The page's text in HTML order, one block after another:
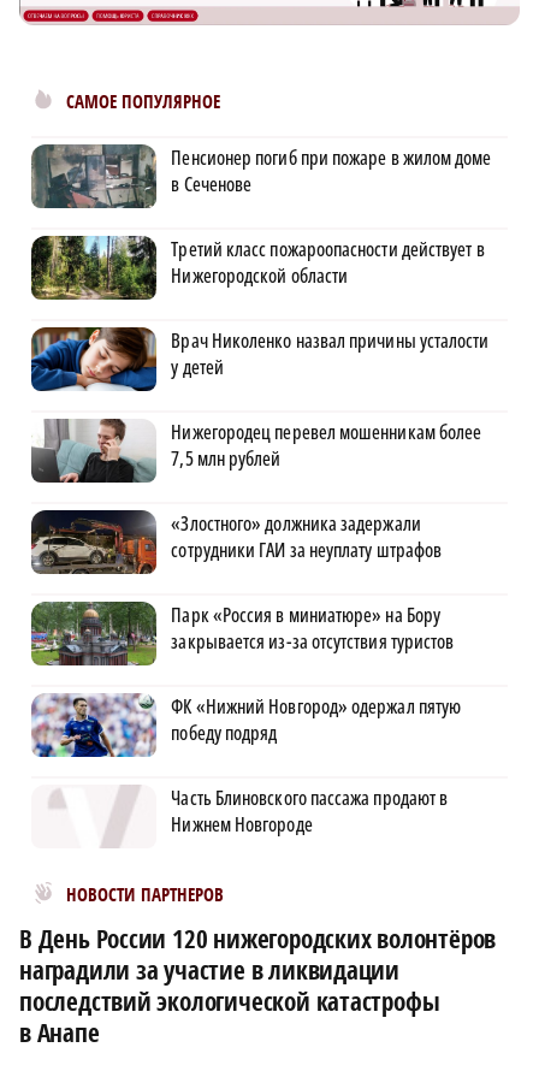
САМОЕ ПОПУЛЯРНОЕ
Пенсионер погиб при пожаре в жилом доме
в Сеченове
Третий класс пожароопасности действует в
Нижегородской области
Врач Николенко назвал причины усталости
у детей
Нижегородец перевел мошенникам более
7,5 млн рублей
«Злостного» должника задержали
сотрудники ГАИ за неуплату штрафов
Парк «Россия в миниатюре» на Бору
закрывается из-за отсутствия туристов
ФК «Нижний Новгород» одержал пятую
победу подряд
Часть Блиновского пассажа продают в
Нижнем Новгороде
НОВОСТИ ПАРТНЕРОВ
Новости МирТесен
В День России 120 нижегородских волонтёров
наградили за участие в ликвидации
последствий экологической катастрофы
в Анапе